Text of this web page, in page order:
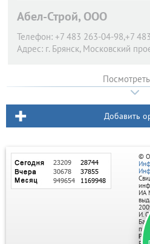
Абел-Строй, ООО
Телефон: +7 483 263-04-98,+7
Адрес: г. Брянск, Московский
Добавить
©
ИА
И.